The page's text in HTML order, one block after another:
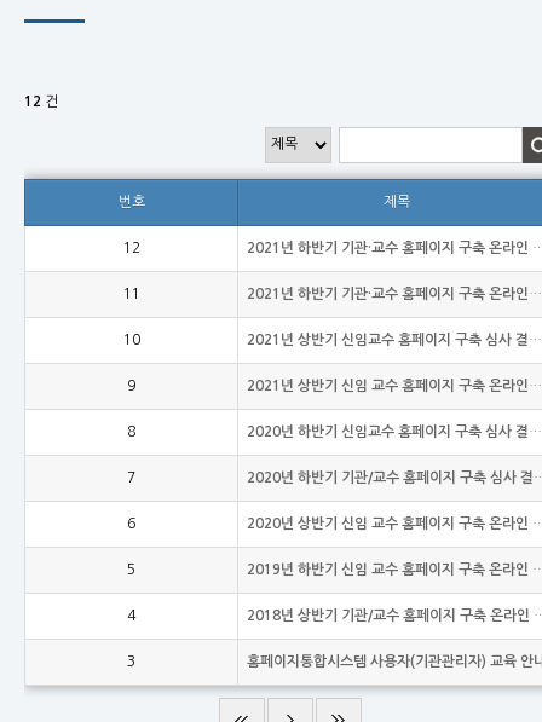
12 건
번호 제목
12 2021년 하반기 기관·교수 홈페이지
11 2021년 하반기 기관·교수 홈페이지 구축 온라인신청 안내
10 2021년 상반기 신임교수 홈페이지 구축 심사 결과 안내
9 2021년 상반기 신임 교수 홈페이지 구축 온라인신청 안내
8 2020년 하반기 신임교수 홈페이지 구축 심사 결과 안내
7 2020년 하반기 기관/교
6 2020년 상반기 신임 교수 홈페
5 2019년 하반기 신임 교수 홈페
4 2018년 상반기 기관/교수
3 홈페이지통합시스템 사용자(기관관리자) 교육 안